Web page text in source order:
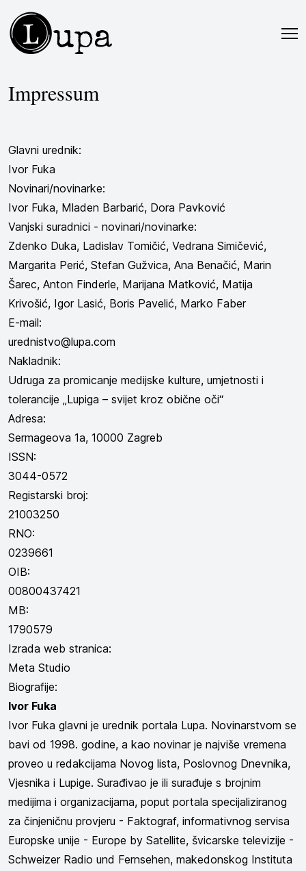
Lupa
Impressum
Glavni urednik:
Ivor Fuka
Novinari/novinarke:
Ivor Fuka, Mladen Barbarić, Dora Pavković
Vanjski suradnici - novinari/novinarke:
Zdenko Duka, Ladislav Tomičić, Vedrana Simičević,
Margarita Perić, Stefan Gužvica, Ana Benačić, Marin
Šarec, Anton Finderle, Marijana Matković, Matija
Krivošić, Igor Lasić, Boris Pavelić, Marko Faber
E-mail:
urednistvo@lupa.com
Nakladnik:
Udruga za promicanje medijske kulture, umjetnosti i
tolerancije „Lupiga – svijet kroz obične oči“
Adresa:
Sermageova 1a, 10000 Zagreb
ISSN:
3044-0572
Registarski broj:
21003250
RNO:
0239661
OIB:
00800437421
MB:
1790579
Izrada web stranica:
Meta Studio
Biografije:
Ivor Fuka
Ivor Fuka glavni je urednik portala Lupa. Novinarstvom se
bavi od 1998. godine, a kao novinar je najviše vremena
proveo u redakcijama Novog lista, Poslovnog Dnevnika,
Vjesnika i Lupige. Surađivao je ili surađuje s brojnim
medijima i organizacijama, poput portala specijaliziranog
za činjeničnu provjeru - Faktograf, informativnog servisa
Europske unije - Europe by Satellite, švicarske televizije -
Schweizer Radio und Fernsehen, makedonskog Instituta